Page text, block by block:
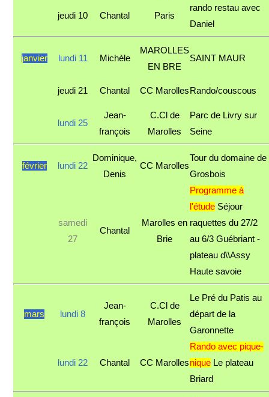
jeudi 10 Chantal Paris
rando restau avec
Daniel
janvier lundi 11 Michèle
MAROLLES
EN BRE
SAINT MAUR
jeudi 21 Chantal CC Marolles Rando/couscous
lundi 25
Jean-
françois
C.Cl de
Marolles
Parc de Livry sur
Seine
février lundi 22
Dominique,
Denis
CC Marolles
Tour du domaine de
Grosbois
samedi
27
Chantal
Marolles en
Brie
Programme à
l'étude Séjour
raquettes du 27/2
au 6/3 Guébriant -
plateau d\\Assy
Haute savoie
mars lundi 8
Jean-
françois
C.Cl de
Marolles
Le Pré du Patis au
départ de la
Garonnette
lundi 22 Chantal CC Marolles
Rando avec pique-
nique Le plateau
Briard